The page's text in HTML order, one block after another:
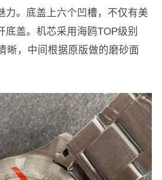
力。底盖上六个凹槽，不仅有美
底盖。机芯采用海鸥TOP级别
晰，中间根据原版做的磨砂面